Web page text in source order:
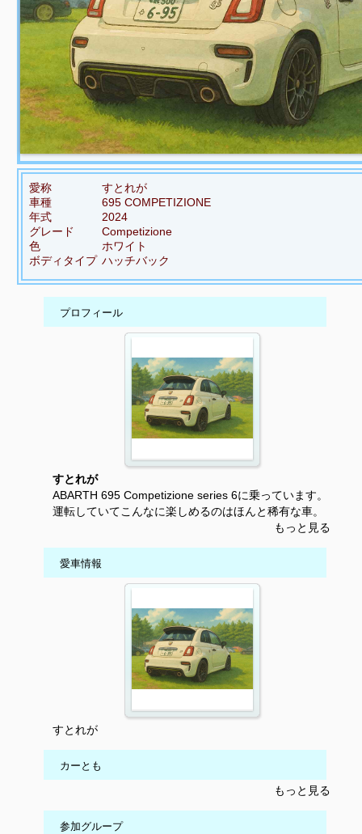
愛称
すとれが
車種
695 COMPETIZIONE
年式
2024
グレード
Competizione
色
ホワイト
ボディタイプ ハッチバック
プロフィール
すとれが
ABARTH 695 Competizione series 6に乗っています。
運転していてこんなに楽しめるのはほんと稀有な車。
もっと見る
愛車情報
すとれが
カーとも
もっと見る
参加グループ